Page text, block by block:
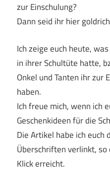
zur Einschulung?
Dann seid ihr hier
Ich zeige euch heute,
in ihrer Schultüte hatte,
Onkel und Tanten ihr zur
haben.
Ich freue mich, wenn ich
Geschenkideen für die
Die Artikel habe ich
Überschriften verlinkt,
Klick erreicht.